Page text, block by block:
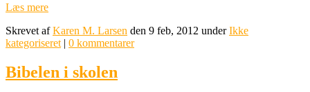
Læs mere
Skrevet afKaren M. Larsen den 9 feb, 2012 underIkke
kategoriseret | 0 kommentarer
Bibelen i skolen